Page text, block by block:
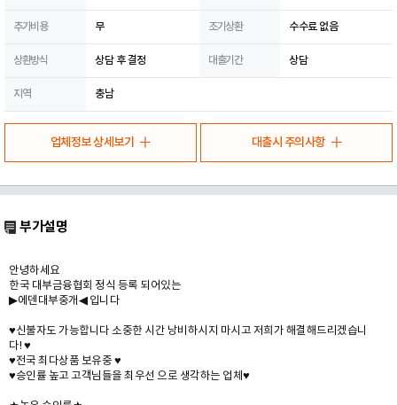
추가비용 무 조기상환 수수료 없음
상환방식 상담 후 결정 대출기간 상담
지역 충남
업체정보 상세보기 대출시 주의사항
부가설명
안녕하세요
한국 대부금융협회 정식 등록 되어있는
▶에덴대부중개◀ 입니다
♥신불자도 가능합니다 소중한 시간 낭비하시지 마시고 저희가 해결해드리겠습니
다! ♥
♥전국 최다상품 보유중 ♥
♥승인률 높고 고객님들을 최우선 으로 생각하는 업체♥